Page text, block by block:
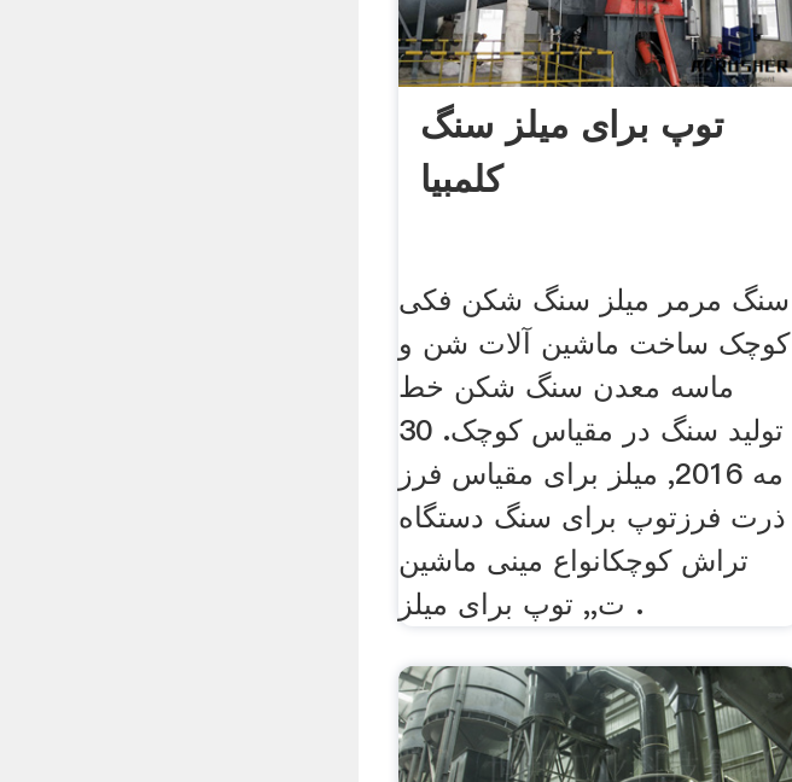
توپ برای میلز سنگ
کلمبیا
سنگ مرمر میلز سنگ شکن فکی
کوچک ساخت ماشین آلات شن و
ماسه معدن سنگ شکن خط
تولید سنگ در مقیاس کوچک. 30
مه 2016, میلز برای مقیاس فرز
ذرت فرزتوپ برای سنگ دستگاه
تراش کوچکانواع مینی ماشین
ت,, توپ برای میلز .